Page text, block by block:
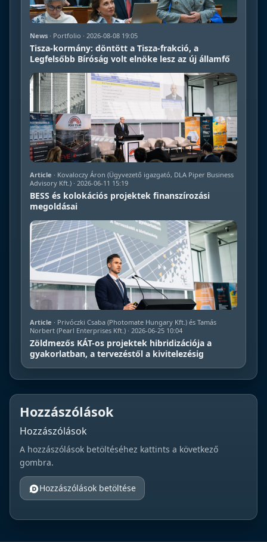
News · Portfolio · 2026-08-08 19:05
Tisza-kormány: döntött a Tisza-frakció, a
Legfelsőbb Bíróság volt elnöke lesz az új államfő
Article · Kovaloczy Áron (Ügyvezető igazgató, DLA Piper Business
Advisory Kft.) · 2026-06-11 15:19
BESS és kolokációs projektek finanszírozási
megoldásai
Article · Privóczki Csaba (Photomate Hungary Kft.) és Tamás
Norbert (Pearl Enterprises Kft.) · 2026-06-25 10:04
Zöldmezős KÁT-os projektek hibridizációja a
gyakorlatban, a tervezéstől a kivitelezésig
Hozzászólások
Hozzászólások
A hozzászólások betöltéséhez kattints a következő
gombra.
Hozzászólások betöltése